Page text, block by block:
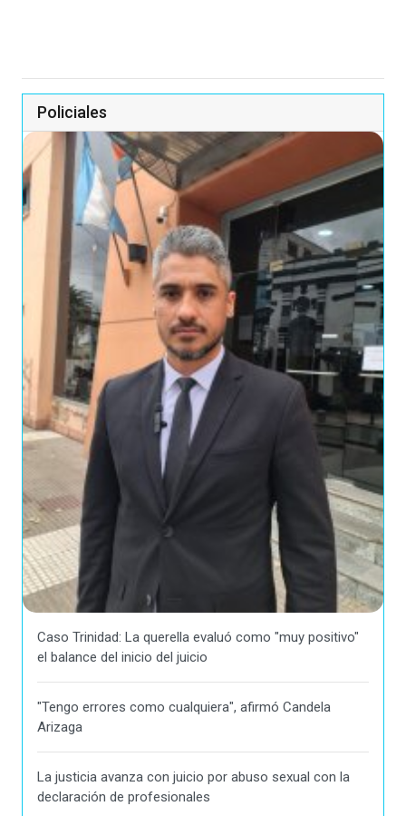
Policiales
Caso Trinidad: La querella evaluó como "muy positivo"
el balance del inicio del juicio
"Tengo errores como cualquiera", afirmó Candela
Arizaga
La justicia avanza con juicio por abuso sexual con la
declaración de profesionales